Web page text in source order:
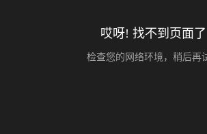
哎呀! 找不到页面了
检查您的网络环境，稍后再